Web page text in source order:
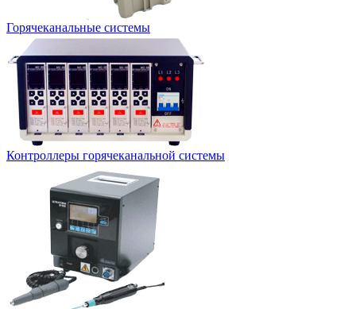
Горячеканальные системы
Контроллеры горячеканальной системы